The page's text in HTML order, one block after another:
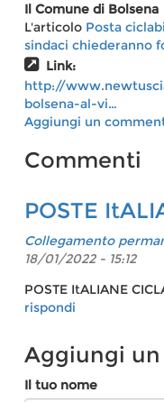
Il Comune di Bolsena
L'articolo Posta
sindaci chiederanno
Link:
http://
bolsena-al-vi…
Aggiungi un
Commenti
POSTE
Collegamento
18/01/2022 - 15:12
POSTE ItALIANE
rispondi
Aggiungi
Il tuo nome